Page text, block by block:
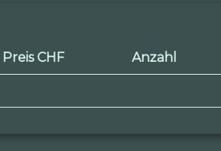
Preis CHF Anzahl